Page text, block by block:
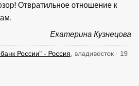
Отвратильное отношение к
Екатерина Кузнецова
России" - Россия , владивосток · 19